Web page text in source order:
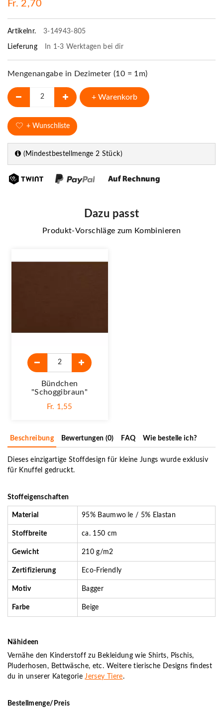
Fr. 2,70
Artikelnr. 3-14943-805
Lieferung In 1-3 Werktagen bei dir
Mengenangabe in Dezimeter (10 = 1m)
+ Warenkorb
+ Wunschliste
(Mindestbestellmenge 2 Stück)
Dazu passt
Produkt-Vorschläge zum Kombinieren
Bündchen
"schoggibraun"
Fr. 1,55
Beschreibung Bewertungen (0) FAQ Wie bestelle ich?
Dieses einzigartige Stoffdesign für kleine Jungs wurde exklusiv
für Knuffel gedruckt.
Stoffeigenschaften
Material 95% Baumwolle / 5% Elastan
Stoffbreite ca. 150 cm
Gewicht 210 g/m2
Zertifizierung Eco-Friendly
Motiv Bagger
Farbe Beige
Nähideen
Vernähe den Kinderstoff zu Bekleidung wie Shirts, Pischis,
Pluderhosen, Bettwäsche, etc. Weitere tierische Designs findest
du in unserer KategorieJersey Tiere.
Bestellmenge/Preis